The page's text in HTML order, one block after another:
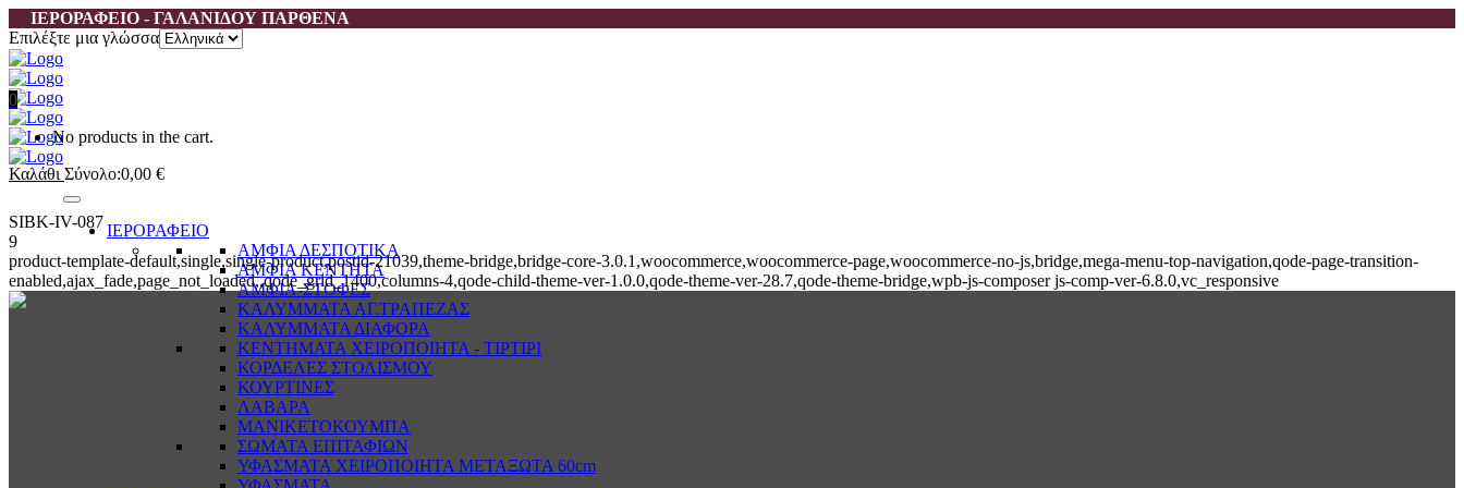
ΙΕΡΟΡΑΦΕΙΟ - ΓΑΛΑΝΙΔΟΥ ΠΑΡΘΕΝΑ
Επιλέξτε μια γλώσσα
0
No products in the cart.
Καλάθι Σύνολο:0,00 €
ΙΕΡΟΡΑΦΕΙΟ
ΑΜΦΙΑ ΔΕΣΠΟΤΙΚΑ
ΑΜΦΙΑ ΚΕΝΤΗΤΑ
ΑΜΦΙΑ-ΣΤΟΦΕΣ
ΚΑΛΥΜΜΑΤΑ ΑΓ.ΤΡΑΠΕΖΑΣ
ΚΑΛΥΜΜΑΤΑ ΔΙΑΦΟΡΑ
ΚΕΝΤΗΜΑΤΑ ΧΕΙΡΟΠΟΙΗΤΑ - ΤΙΡΤΙΡΙ
ΚΟΡΔΕΛΕΣ ΣΤΟΛΙΣΜΟΥ
ΚΟΥΡΤΙΝΕΣ
ΛΑΒΑΡΑ
ΜΑΝΙΚΕΤΟΚΟΥΜΠΑ
ΣΩΜΑΤΑ ΕΠΙΤΑΦΙΩΝ
ΥΦΑΣΜΑΤΑ ΧΕΙΡΟΠΟΙΗΤΑ ΜΕΤΑΞΩΤΑ 60cm
SIBK-IV-087
9
product-template-default,single,single-product,postid-21039,theme-bridge,bridge-core-3.0.1,woocommerce,woocommerce-page,woocommerce-no-js,bridge,mega-menu-top-navigation,qode-page-transition-
enabled,ajax_fade,page_not_loaded,,qode_grid_1400,columns-4,qode-child-theme-ver-1.0.0,qode-theme-ver-28.7,qode-theme-bridge,wpb-js-composer js-comp-ver-6.8.0,vc_responsive